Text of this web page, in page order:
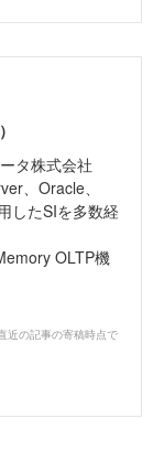
タ株式会社
、Oracle、
したSIを多数経
OLTP機
近の記事の寄稿時点で